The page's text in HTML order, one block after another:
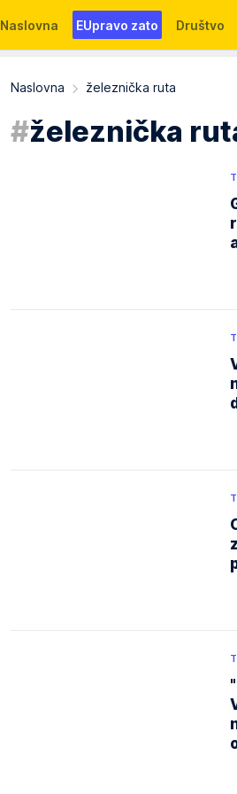
Naslovna EUpravo zato Društvo
Naslovna
železnička ruta
#železnička